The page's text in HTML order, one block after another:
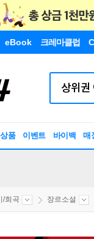
eBook 크레마클럽
품 이벤트 바이백 매
/희곡 장르소설